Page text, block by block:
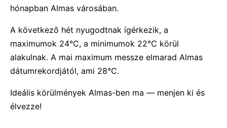
hónapban Almas városában.
A következő hét nyugodtnak ígérkezik, a
maximumok 24°C, a minimumok 22°C körül
alakulnak. A mai maximum messze elmarad Almas
dátumrekordjától, ami 28°C.
Ideális körülmények Almas-ben ma — menjen ki és
élvezze!